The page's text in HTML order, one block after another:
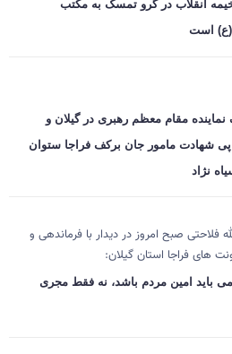
خیمه انقلاب در گرو تمسک به مکتب
(ع) است
مقام معظم رهبری در گیلان و
پی شهادت مامور جان برکف فراجا ستوان
نژاد
فلاحتی صبح امروز در دیدار با فرماندهی و
های فراجا استان گیلان:
باید امین مردم باشد، نه فقط مجری